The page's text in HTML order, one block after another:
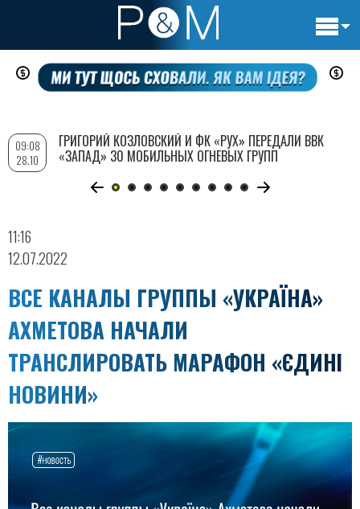
Перейти
содержанию
11:16
12.07.2022
ВСЕ КАНАЛЫ ГРУППЫ «УКРАЇНА»
АХМЕТОВА НАЧАЛИ
ТРАНСЛИРОВАТЬ МАРАФОН «ЄДИНІ
НОВИНИ»
09:08
28.10
ГРИГОРИЙ КОЗЛОВСКИЙ И ФК «РУХ» ПЕРЕДАЛИ ВВК
«ЗАПАД» 30 МОБИЛЬНЫХ ОГНЕВЫХ ГРУПП